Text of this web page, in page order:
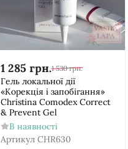
1 285 грн.1 530 грн.
Гель локальної дії
«Корекція і запобігання»
Christina Comodex Correct
& Prevent Gel
В наявності
Артикул CHR630